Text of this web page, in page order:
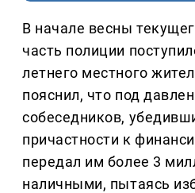
В начале весны
часть полиции
летнего местного
пояснил, что под
собеседников,
причастности к
передал им более 3
наличными, пытаясь